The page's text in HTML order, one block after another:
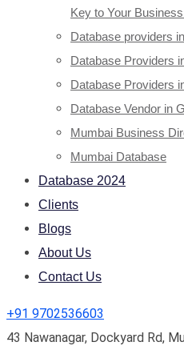
Key to Your
Database providers
Database Providers
Database Providers
Database Vendor in
Mumbai Business
Mumbai Database
Database 2024
Clients
Blogs
About Us
Contact Us
+91 9702536603
43 Nawanagar, Dockyard Rd,